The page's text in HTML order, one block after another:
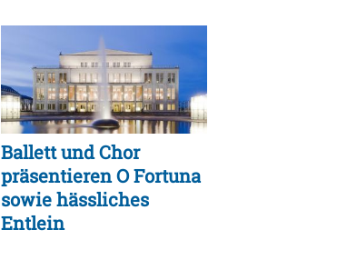
Ballett und Chor
präsentieren O Fortuna
sowie hässliches
Entlein